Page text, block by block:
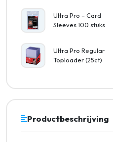
Ultra Pro – Card
Sleeves 100 stuks
Ultra Pro Regular
Toploader (25ct)
Productbeschrijving